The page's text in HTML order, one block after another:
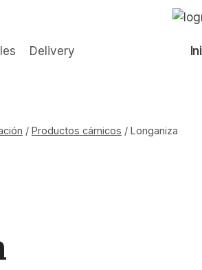
Delivery
/ Productos cárnicos / Longaniza